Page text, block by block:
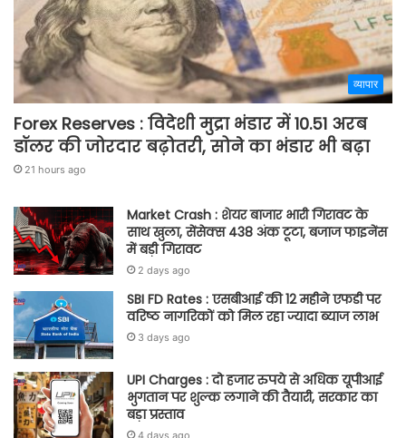
व्यापार
Forex Reserves : विदेशी मुद्रा भंडार में 10.51 अरब
डॉलर की जोरदार बढ़ोतरी, सोने का भंडार भी बढ़ा
21 hours ago
Market Crash : शेयर बाजार भारी गिरावट के
साथ खुला, सेंसेक्स 438 अंक टूटा, बजाज फाइनेंस
में बड़ी गिरावट
2 days ago
SBI FD Rates : एसबीआई की 12 महीने एफडी पर
वरिष्ठ नागरिकों को मिल रहा ज्यादा ब्याज लाभ
3 days ago
UPI Charges : दो हजार रुपये से अधिक यूपीआई
भुगतान पर शुल्क लगाने की तैयारी, सरकार का
बड़ा प्रस्ताव
4 days ago